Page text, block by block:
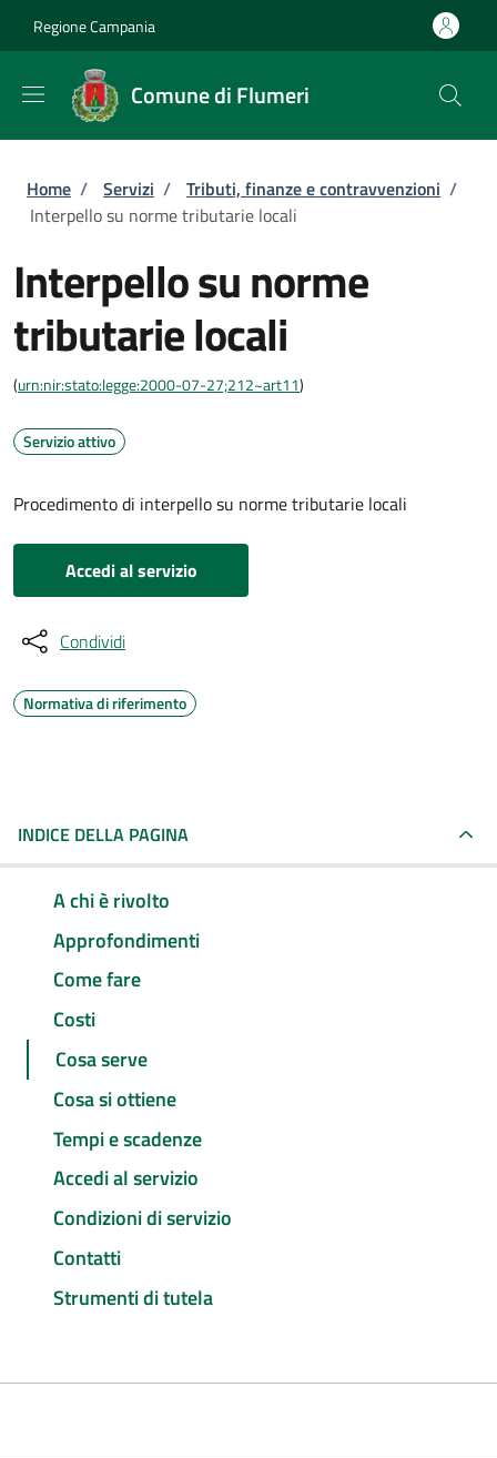
Regione Campania
Comune di Flumeri
Briciole di pane
Home / Servizi / Tributi, finanze e contravvenzioni /
Interpello su norme tributarie locali
Interpello su norme
tributarie locali
(urn:nir:stato:legge:2000-07-27;212~art11)
Servizio attivo
Procedimento di interpello su norme tributarie locali
Accedi al servizio
Condividi
Normativa di riferimento
INDICE DELLA PAGINA
A chi è rivolto
Approfondimenti
Come fare
Costi
Cosa serve
Cosa si ottiene
Tempi e scadenze
Accedi al servizio
Condizioni di servizio
Contatti
Strumenti di tutela